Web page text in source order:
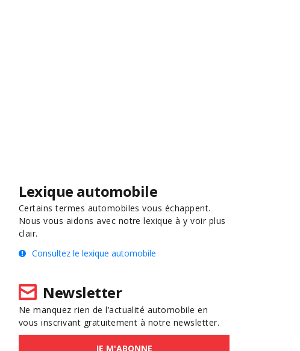
Lexique automobile
Certains termes automobiles vous échappent.
Nous vous aidons avec notre lexique à y voir plus
clair.
Consultez le lexique automobile
Newsletter
Ne manquez rien de l’actualité automobile en
vous inscrivant gratuitement à notre newsletter.
JE M'ABONNE